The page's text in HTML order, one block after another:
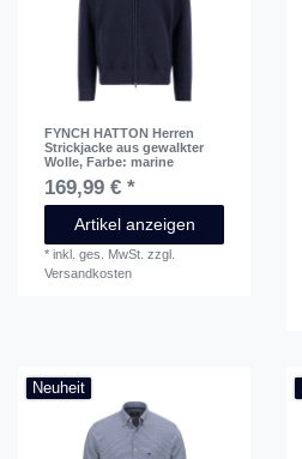
FYNCH HATTON Herren
Strickjacke aus gewalkter
Wolle, Farbe: marine
169,99 € *
Artikel anzeigen
*inkl. ges. MwSt. zzgl.
Versandkosten
Neuheit